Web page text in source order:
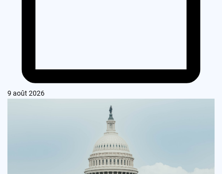
9 août 2026